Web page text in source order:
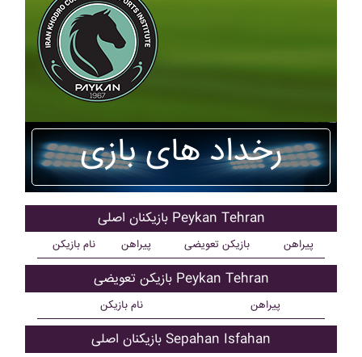
رخداد های بازی
بازیکنان اصلی Peykan Tehran
نام بازیکن پیراهن بازیکن تعویضی پیراهن
بازیکن تعویضی Peykan Tehran
نام بازیکن پیراهن
بازیکنان اصلی Sepahan Isfahan